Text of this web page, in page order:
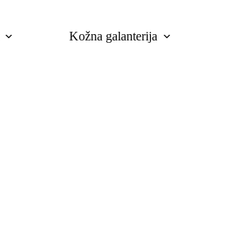
Kožna galanterija